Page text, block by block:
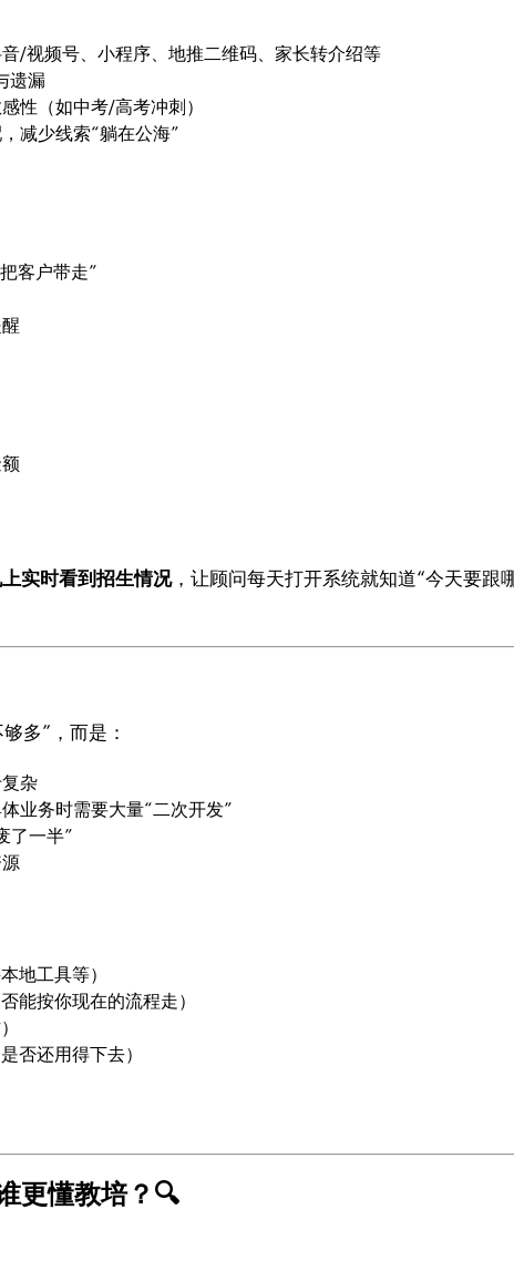
/视频号、小程序、地推二维码、家长转介绍等
遗漏
性（如中考/高考冲刺）
减少线索“躺在公海”
客户带走”
实时看到招生情况，让顾问每天打开系统就知道“今天要跟
多”，而是：
杂
业务时需要大量“二次开发”
了一半”
地工具等）
能按你现在的流程走）
否还用得下去）
更懂教培？🔍